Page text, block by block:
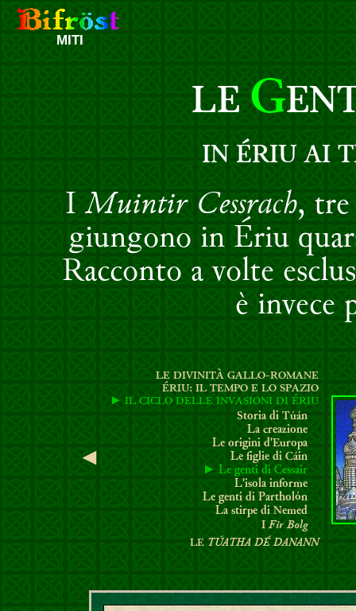
MITI
LE G
IN ÉRIU AI
IMuintir Cessrach,
giungono in Ériu
Racconto a volte
è invece
◄
LE DIVINITÀ GALLO-ROMANE
ÉRIU: IL TEMPO E LO SPAZIO
► IL CICLO DELLE INVASIONI DI ÉRIU
Storia di Túán
La creazione
Le origini d'Europa
Le figlie di Cáin
► Le genti di Cessair
L'isola informe
Le genti di Partholón
La stirpe di Nemed
IFir Bolg
LE TÚATHA DÉ DANANN